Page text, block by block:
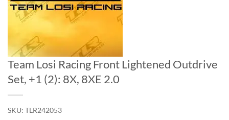
Team Losi Racing Front Lightened Outdrive
Set, +1 (2): 8X, 8XE 2.0
SKU: TLR242053